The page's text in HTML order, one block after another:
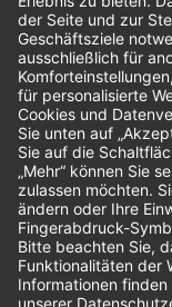
Bewertungen